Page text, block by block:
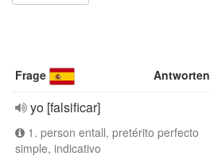
Frage Antworten
yo [falsificar]
1. person entall, pretérito perfecto
simple, indicativo